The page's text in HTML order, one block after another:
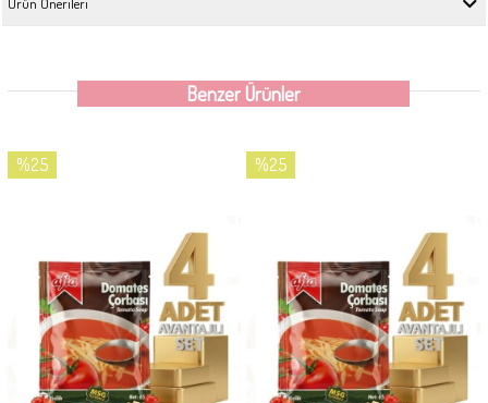
Benzer Ürünler
%25
%25